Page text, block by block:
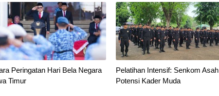
Peringatan Hari Bela Negara
Timur
Pelatihan Intensif: Senkom Asah
Potensi Kader Muda